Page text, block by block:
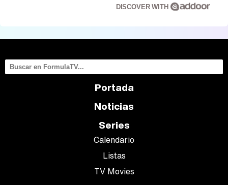
DISCOVER WITH
Portada
Noticias
Series
Calendario
Listas
TV Movies